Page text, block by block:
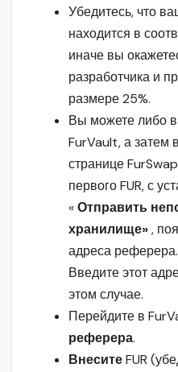
Убедитесь, что
находится в
иначе вы
разработчика и
размере 25%.
Вы можете либо
FurVault, а затем
странице
первого FUR, с
«Отправить
хранилище»,
адреса реферера.
Введите этот
этом случае.
Перейдите в
реферера.
ВнеситеFUR